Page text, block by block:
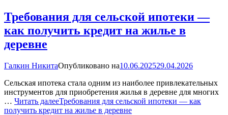
Требования для сельской ипотеки —
как получить кредит на жилье в
деревне
Галкин НикитаОпубликовано на10.06.202529.04.2026
Сельская ипотека стала одним из наиболее привлекательных
инструментов для приобретения жилья в деревне для многих
… Читать далееТребования для сельской ипотеки — как
получить кредит на жилье в деревне